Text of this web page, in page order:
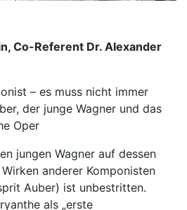
Co-Referent Dr. Alexander
– es muss nicht immer
der junge Wagner und das
Oper
jungen Wagner auf dessen
anderer Komponisten
Auber) ist unbestritten.
als „erste